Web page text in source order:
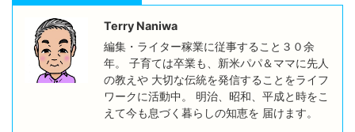
Terry Naniwa
編集・ライター稼業に従事すること３０余
年。 子育ては卒業も、新米パパ＆ママに先人
の教えや 大切な伝統を発信することをライフ
ワークに活動中。 明治、昭和、平成と時をこ
えて今も息づく暮らしの知恵を 届けます。